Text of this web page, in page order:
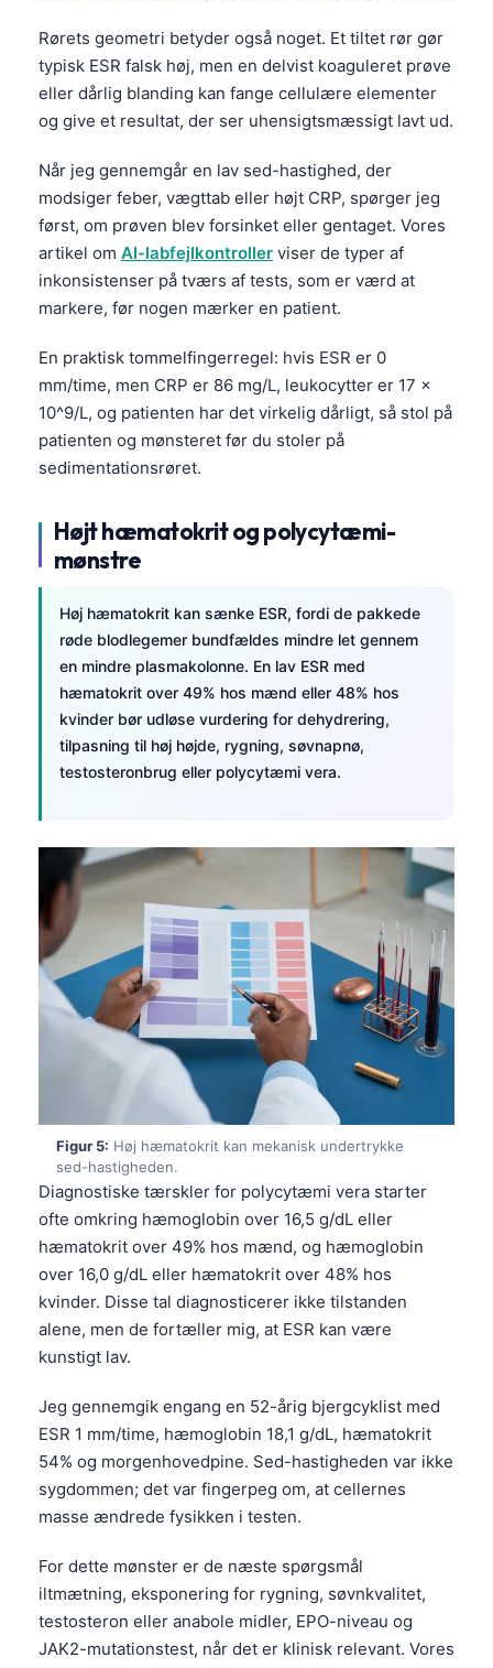
Rørets geometri betyder også noget. Et tiltet rør gør
typisk ESR falsk høj, men en delvist koaguleret prøve
eller dårlig blanding kan fange cellulære elementer
og give et resultat, der ser uhensigtsmæssigt lavt ud.
Når jeg gennemgår en lav sed-hastighed, der
modsiger feber, vægttab eller højt CRP, spørger jeg
først, om prøven blev forsinket eller gentaget. Vores
artikel om AI-labfejlkontroller viser de typer af
inkonsistenser på tværs af tests, som er værd at
markere, før nogen mærker en patient.
En praktisk tommelfingerregel: hvis ESR er 0
mm/time, men CRP er 86 mg/L, leukocytter er 17 x
10^9/L, og patienten har det virkelig dårligt, så stol på
patienten og mønsteret før du stoler på
sedimentationsrøret.
Højt hæmatokrit og polycytæmi-
mønstre
Høj hæmatokrit kan sænke ESR, fordi de pakkede
røde blodlegemer bundfældes mindre let gennem
en mindre plasmakolonne. En lav ESR med
hæmatokrit over 49% hos mænd eller 48% hos
kvinder bør udløse vurdering for dehydrering,
tilpasning til høj højde, rygning, søvnapnø,
testosteronbrug eller polycytæmi vera.
Figur 5: Høj hæmatokrit kan mekanisk undertrykke
sed-hastigheden.
Diagnostiske tærskler for polycytæmi vera starter
ofte omkring hæmoglobin over 16,5 g/dL eller
hæmatokrit over 49% hos mænd, og hæmoglobin
over 16,0 g/dL eller hæmatokrit over 48% hos
kvinder. Disse tal diagnosticerer ikke tilstanden
alene, men de fortæller mig, at ESR kan være
kunstigt lav.
Jeg gennemgik engang en 52-årig bjergcyklist med
ESR 1 mm/time, hæmoglobin 18,1 g/dL, hæmatokrit
54% og morgenhovedpine. Sed-hastigheden var ikke
sygdommen; det var fingerpeg om, at cellernes
masse ændrede fysikken i testen.
For dette mønster er de næste spørgsmål
iltmætning, eksponering for rygning, søvnkvalitet,
testosteron eller anabole midler, EPO-niveau og
JAK2-mutationstest, når det er klinisk relevant. Vores